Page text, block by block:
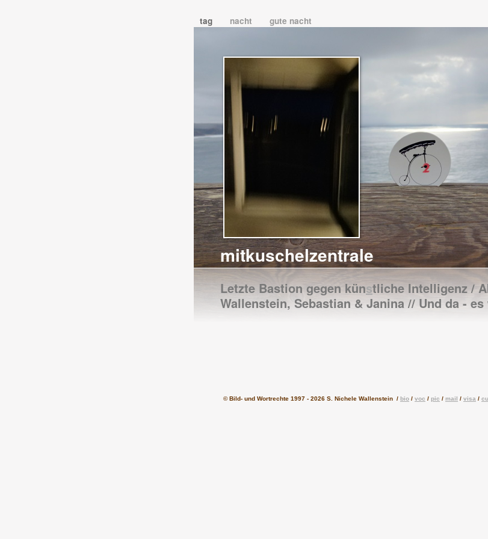
tag nacht gute nacht
Letzte Bastion gegen künstliche Intelligenz /
Wallenstein, Sebastian & Janina // Und da -
mitkuschelzentrale
© Bild- und Wortrechte 1997 - 2026 S. Nichele Wallenstein / bio / voc / pic / mail / visa /